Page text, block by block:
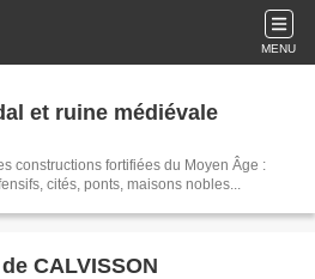
MENU
et ruine médiévale
constructions fortifiées du Moyen Âge :
cités, ponts, maisons nobles...
CALVISSON